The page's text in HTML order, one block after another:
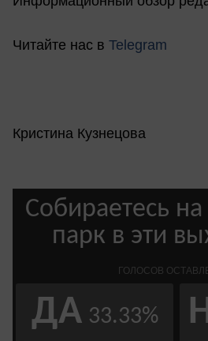
Читайте нас в Telegram
Кристина Кузнецова